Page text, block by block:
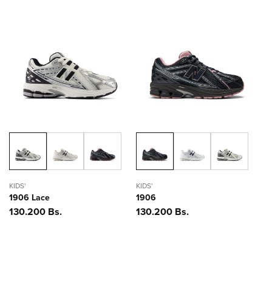
KIDS'
1906 Lace
Precio
130.200 Bs.
KIDS'
1906
Precio
130.200 Bs.